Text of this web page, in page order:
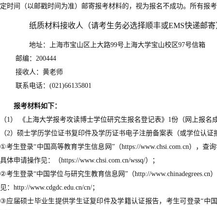
定时间（以邮戳时间为准）邮寄报考材料的，视为报名不成功。所有报
纸质材料接收人（请考生务必选择顺丰或EMS快递邮
地址：上海市宝山区上大路99号上海大学宝山校区97号信箱
邮编： 200444
接收人：黄老师
联系电话： (021)66135801
报考材料如下：
（1） 《上海大学报考攻读博士学位研究生报名登记表》 1份（网上报名
（2）硕士学历学位证书复印件及学历证书电子注册备案表（或学位认证
①考生登录“中国高等教育学生信息网 ”（https://www.chsi.com.cn），查
具体申请操作见：（https://www.chsi.com.cn/wssq/）；
②考生登录“中国学位与研究生教育信息网 ”（http://www.chinadegrees.cn
见： http://www.cdgdc.edu.cn/cn/；
③应届硕士毕业生提供学生证复印件及学籍认证报告，考生可登录“中